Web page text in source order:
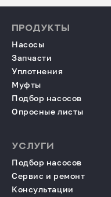
ПРОДУКТЫ
Насосы
Запчасти
Уплотнения
Муфты
Подбор насосов
Опросные листы
УСЛУГИ
Подбор насосов
Сервис и ремонт
Консультации